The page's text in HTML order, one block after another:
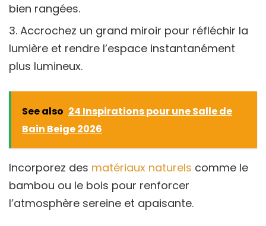
bien rangées.
Accrochez un grand miroir pour réfléchir la
lumière et rendre l’espace instantanément
plus lumineux.
See also 24 Inspirations pour une Salle de
Bain Beige 2026
Incorporez des matériaux naturels comme le
bambou ou le bois pour renforcer
l’atmosphère sereine et apaisante.